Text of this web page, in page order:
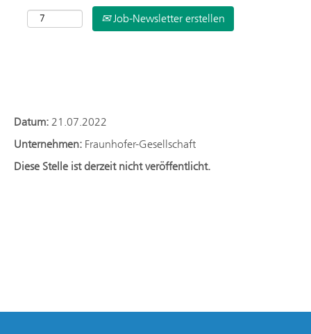
Job-Newsletter erstellen
Datum: 21.07.2022
Unternehmen: Fraunhofer-Gesellschaft
Diese Stelle ist derzeit nicht veröffentlicht.